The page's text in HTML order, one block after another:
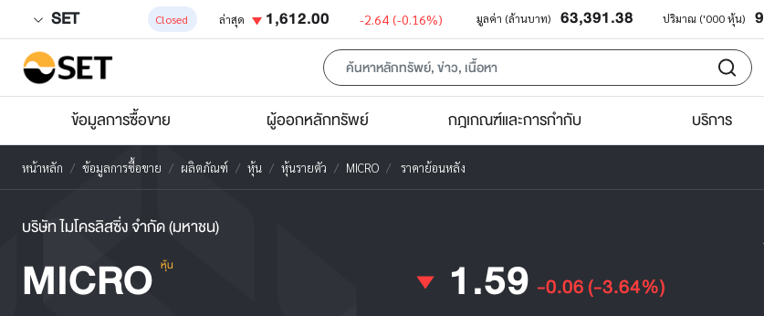
SET Closed ล่าสุด 1,612.00 -2.64 (-0.16%) มูลค่า (ล้านบาท) 63,391.38 ปริมาณ ('000 หุ้น)
ข้อมูลการซื้อขาย ผู้ออกหลักทรัพย์ กฎเกณฑ์และการกำกับ บริการ
หน้าหลัก ข้อมูลการซื้อขาย ผลิตภัณฑ์ หุ้น หุ้นรายตัว MICRO ราคาย้อนหลัง
บริษัท ไมโครลิสซิ่ง จำกัด (มหาชน)
MICRO หุ้น 1.59 -0.06(-3.64%)